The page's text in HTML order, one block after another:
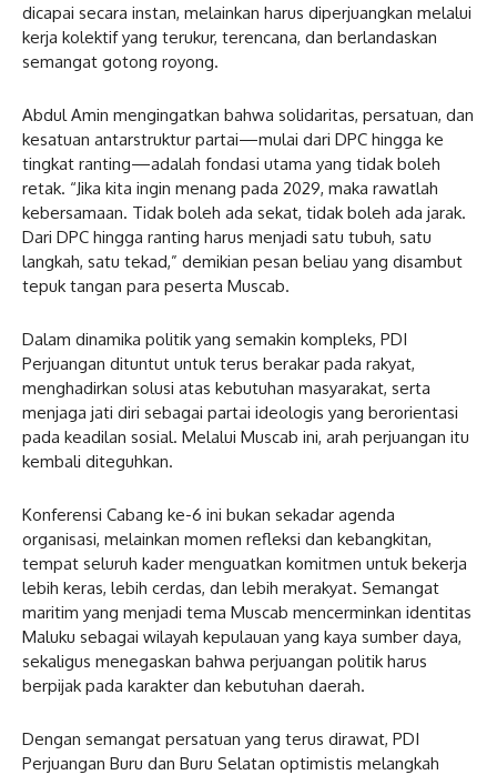
dicapai secara instan, melainkan harus diperjuangkan melalui
kerja kolektif yang terukur, terencana, dan berlandaskan
semangat gotong royong.
Abdul Amin mengingatkan bahwa solidaritas, persatuan, dan
kesatuan antarstruktur partai—mulai dari DPC hingga ke
tingkat ranting—adalah fondasi utama yang tidak boleh
retak. “Jika kita ingin menang pada 2029, maka rawatlah
kebersamaan. Tidak boleh ada sekat, tidak boleh ada jarak.
Dari DPC hingga ranting harus menjadi satu tubuh, satu
langkah, satu tekad,” demikian pesan beliau yang disambut
tepuk tangan para peserta Muscab.
Dalam dinamika politik yang semakin kompleks, PDI
Perjuangan dituntut untuk terus berakar pada rakyat,
menghadirkan solusi atas kebutuhan masyarakat, serta
menjaga jati diri sebagai partai ideologis yang berorientasi
pada keadilan sosial. Melalui Muscab ini, arah perjuangan itu
kembali diteguhkan.
Konferensi Cabang ke-6 ini bukan sekadar agenda
organisasi, melainkan momen refleksi dan kebangkitan,
tempat seluruh kader menguatkan komitmen untuk bekerja
lebih keras, lebih cerdas, dan lebih merakyat. Semangat
maritim yang menjadi tema Muscab mencerminkan identitas
Maluku sebagai wilayah kepulauan yang kaya sumber daya,
sekaligus menegaskan bahwa perjuangan politik harus
berpijak pada karakter dan kebutuhan daerah.
Dengan semangat persatuan yang terus dirawat, PDI
Perjuangan Buru dan Buru Selatan optimistis melangkah